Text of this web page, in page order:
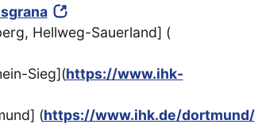
Hellweg-Sauerland] (
Sieg](https://www.ihk-
(https://www.ihk.de/dortmund/